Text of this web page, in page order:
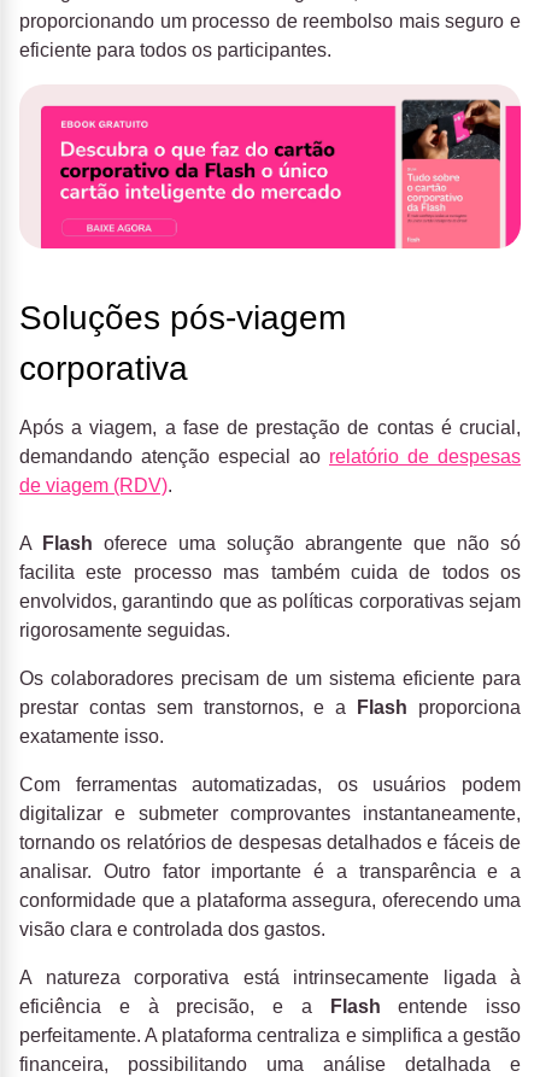
proporcionando um processo de reembolso mais seguro e
eficiente para todos os participantes.
Soluções pós-viagem
corporativa
Após a viagem, a fase de prestação de contas é crucial,
demandando atenção especial ao relatório de despesas
de viagem (RDV).
A Flash oferece uma solução abrangente que não só
facilita este processo mas também cuida de todos os
envolvidos, garantindo que as políticas corporativas sejam
rigorosamente seguidas.
Os colaboradores precisam de um sistema eficiente para
prestar contas sem transtornos, e a
Flash proporciona
exatamente isso.
Com ferramentas automatizadas, os usuários podem
digitalizar e submeter comprovantes instantaneamente,
tornando os relatórios de despesas detalhados e fáceis de
analisar. Outro fator importante é a transparência e a
conformidade que a plataforma assegura, oferecendo uma
visão clara e controlada dos gastos.
A natureza corporativa está intrinsecamente ligada à
eficiência e à precisão, e a
Flashentende isso
perfeitamente. A plataforma centraliza e simplifica a gestão
financeira, possibilitando uma análise detalhada e